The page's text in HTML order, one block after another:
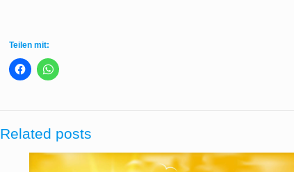
Teilen mit:
Related posts